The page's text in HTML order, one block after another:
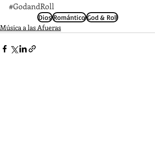
#GodandRoll
Dios Romántico God & Roll
Música a las Afueras